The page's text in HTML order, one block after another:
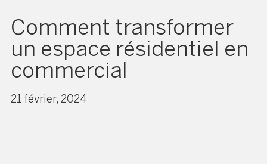
Comment transformer
un espace résidentiel en
commercial
21 février, 2024